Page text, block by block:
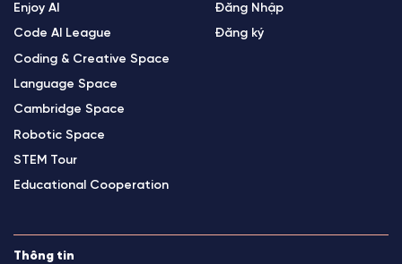
Enjoy AI
Code AI League
Coding & Creative Space
Language Space
Cambridge Space
Robotic Space
STEM Tour
Educational Cooperation
Đăng Nhập
Đăng ký
Thông tin